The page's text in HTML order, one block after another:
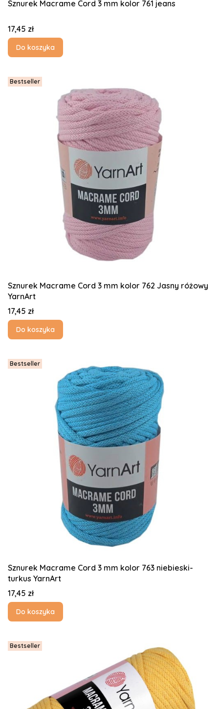
Sznurek Macrame Cord 3 mm kolor 761 jeans
Cena
17,45 zł
Do koszyka
Bestseller
Sznurek Macrame Cord 3 mm kolor 762 Jasny różowy
YarnArt
Cena
17,45 zł
Do koszyka
Bestseller
Sznurek Macrame Cord 3 mm kolor 763 niebieski-
turkus YarnArt
Cena
17,45 zł
Do koszyka
Bestseller